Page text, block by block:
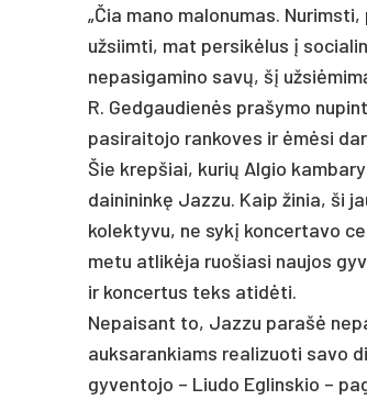
„Čia mano malonumas.
užsiimti, mat persikėlus į
nepasigamino savų, šį
R. Gedgaudienės prašymo
pasiraitojo rankoves ir ėmėsi
Šie krepšiai, kurių Algio
dainininkę Jazzu. Kaip žinia, ši
kolektyvu, ne sykį koncertavo
metu atlikėja ruošiasi naujos
ir koncertus teks atidėti.
Nepaisant to, Jazzu parašė
auksarankiams realizuoti savo
gyventojo – Liudo Eglinskio –